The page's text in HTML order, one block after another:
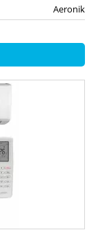
Aeronik